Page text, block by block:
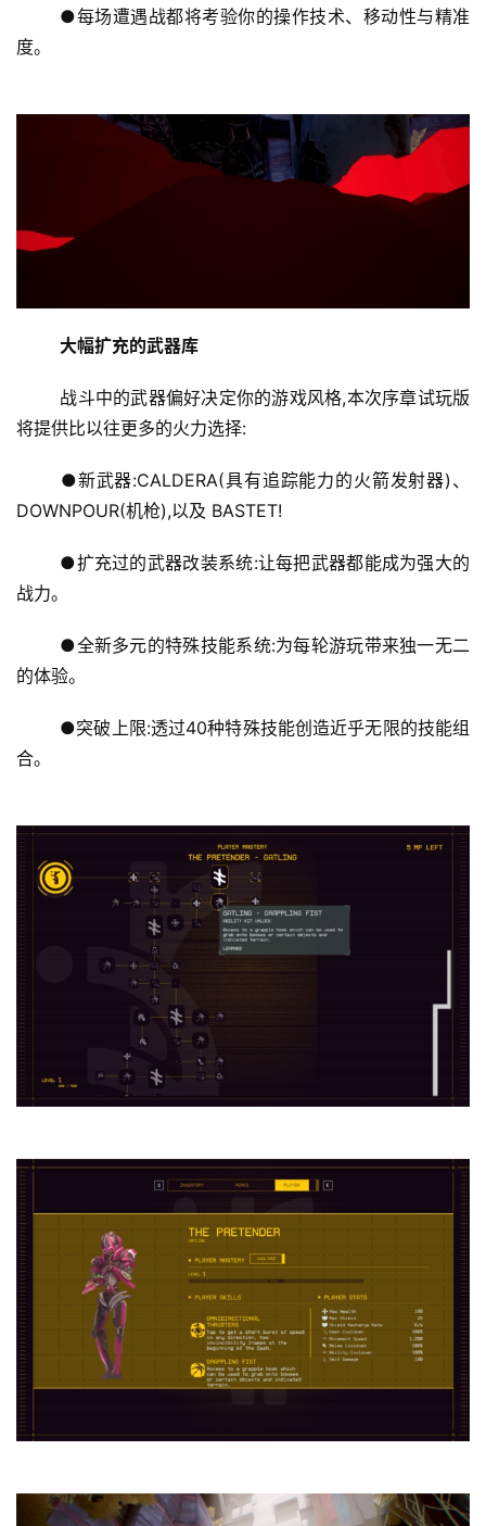
茶
原
创
游
戏
业
界
手
机
游
戏
单
度。
大幅扩充的武器库
将提供比以往更多的火力选择:
DOWNPOUR(机枪),以及 BASTET!
战力。
的体验。
合。